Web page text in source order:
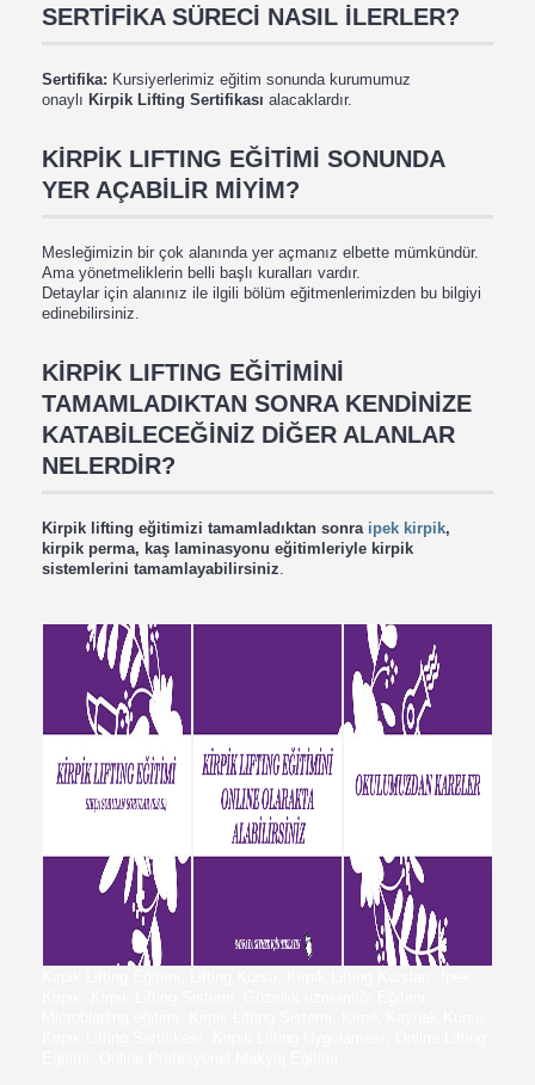
SERTİFİKA SÜRECİ NASIL İLERLER?
Sertifika: Kursiyerlerimiz eğitim sonunda kurumumuz
onaylı Kirpik Lifting Sertifikası alacaklardır.
KİRPİK LIFTING EĞİTİMİ SONUNDA
YER AÇABİLİR MİYİM?
Mesleğimizin bir çok alanında yer açmanız elbette mümkündür.
Ama yönetmeliklerin belli başlı kuralları vardır.
Detaylar için alanınız ile ilgili bölüm eğitmenlerimizden bu bilgiyi
edinebilirsiniz.
KİRPİK LIFTING EĞİTİMİNİ
TAMAMLADIKTAN SONRA KENDİNİZE
KATABİLECEĞİNİZ DİĞER ALANLAR
NELERDİR?
Kirpik lifting eğitimizi tamamladıktan sonra ipek kirpik,
kirpik perma, kaş laminasyonu eğitimleriyle kirpik
sistemlerini tamamlayabilirsiniz